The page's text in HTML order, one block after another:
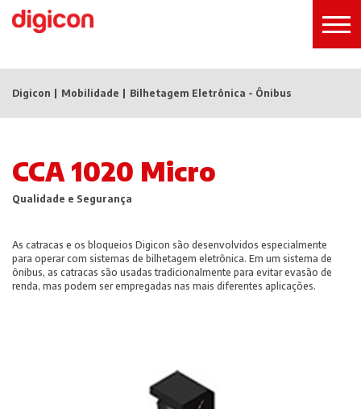
Digicon Mobilidade Bilhetagem Eletrônica - Ônibus
CCA 1020 Micro
Qualidade e Segurança
As catracas e os bloqueios Digicon são desenvolvidos especialmente
para operar com sistemas de bilhetagem eletrônica. Em um sistema de
ônibus, as catracas são usadas tradicionalmente para evitar evasão de
renda, mas podem ser empregadas nas mais diferentes aplicações.